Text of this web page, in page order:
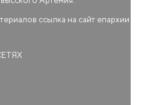
ссылка на сайт епархии